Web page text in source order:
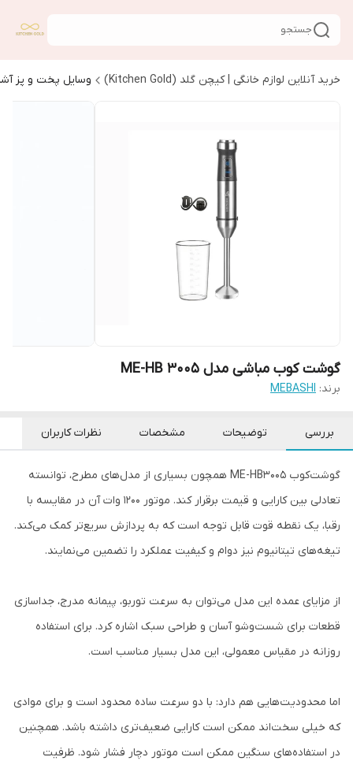
جستجو
خرید آنلاین لوازم خانگی | کیچن گلد (Kitchen Gold) وسایل پخت و پز
گوشت کوب مباشی مدل ME-HB 3005
برند: MEBASHI
بررسی توضیحات مشخصات نظرات کاربران
گوشت‌کوب ME-HB3005 همچون بسیاری از مدل‌های مطرح، توانسته
تعادلی بین کارایی و قیمت برقرار کند. موتور ۱۲۰۰ وات آن در مقایسه با
رقبا، یک نقطه قوت قابل توجه است که به پردازش سریع‌تر کمک می‌کند.
تیغه‌های تیتانیوم نیز دوام و کیفیت عملکرد را تضمین می‌نمایند.
از مزایای عمده این مدل می‌توان به سرعت توربو، پیمانه مدرج، جداسازی
قطعات برای شست‌وشو آسان و طراحی سبک اشاره کرد. برای استفاده
روزانه در مقیاس معمولی، این مدل بسیار مناسب است.
اما محدودیت‌هایی هم دارد: با دو سرعت ساده محدود است و برای موادی
که خیلی سخت‌اند ممکن است کارایی ضعیف‌تری داشته باشد. همچنین
در استفاده‌های سنگین ممکن است موتور دچار فشار شود. ظرفیت